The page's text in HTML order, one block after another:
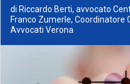
di Riccardo Berti, avvocato
Franco Zumerle,
Avvocati Verona